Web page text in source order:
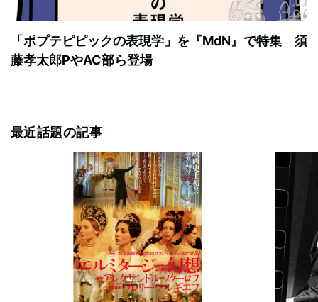
「ポプテピピックの表現学」を『MdN』で特集 須
藤孝太郎PやAC部ら登場
最近話題の記事